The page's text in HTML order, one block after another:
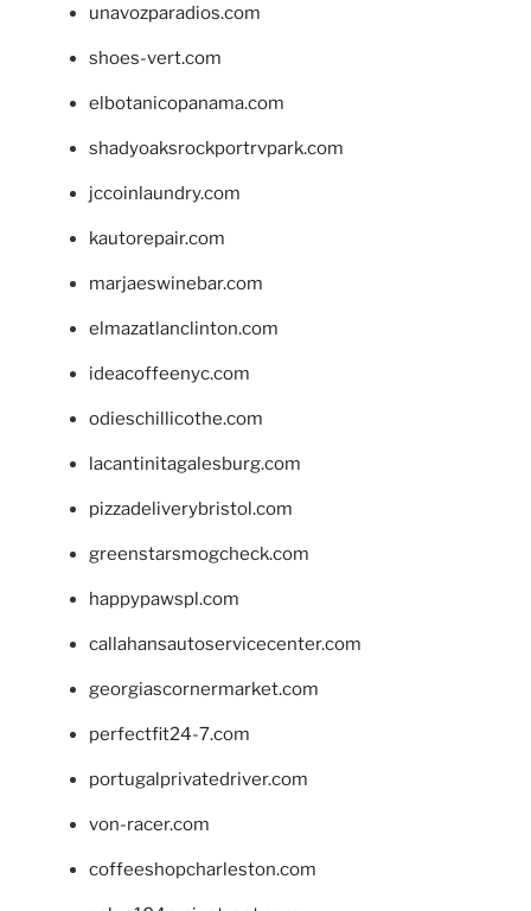
unavozparadios.com
shoes-vert.com
elbotanicopanama.com
shadyoaksrockportrvpark.com
jccoinlaundry.com
kautorepair.com
marjaeswinebar.com
elmazatlanclinton.com
ideacoffeenyc.com
odieschillicothe.com
lacantinitagalesburg.com
pizzadeliverybristol.com
greenstarsmogcheck.com
happypawspl.com
callahansautoservicecenter.com
georgiascornermarket.com
perfectfit24-7.com
portugalprivatedriver.com
von-racer.com
coffeeshopcharleston.com